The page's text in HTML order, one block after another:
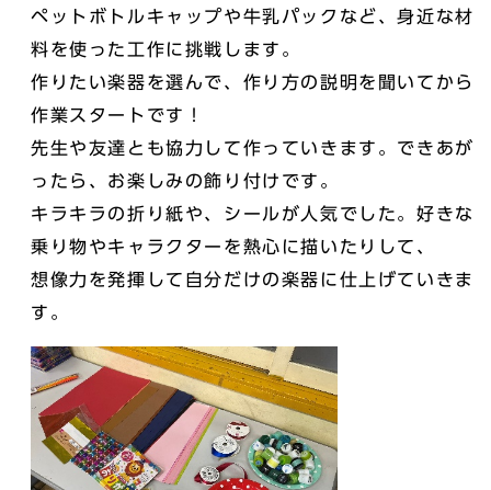
ペットボトルキャップや牛乳パックなど、身近な材
料を使った工作に挑戦します。
作りたい楽器を選んで、作り方の説明を聞いてから
作業スタートです！
先生や友達とも協力して作っていきます。できあが
ったら、お楽しみの飾り付けです。
キラキラの折り紙や、シールが人気でした。好きな
乗り物やキャラクターを熱心に描いたりして、
想像力を発揮して自分だけの楽器に仕上げていきま
す。